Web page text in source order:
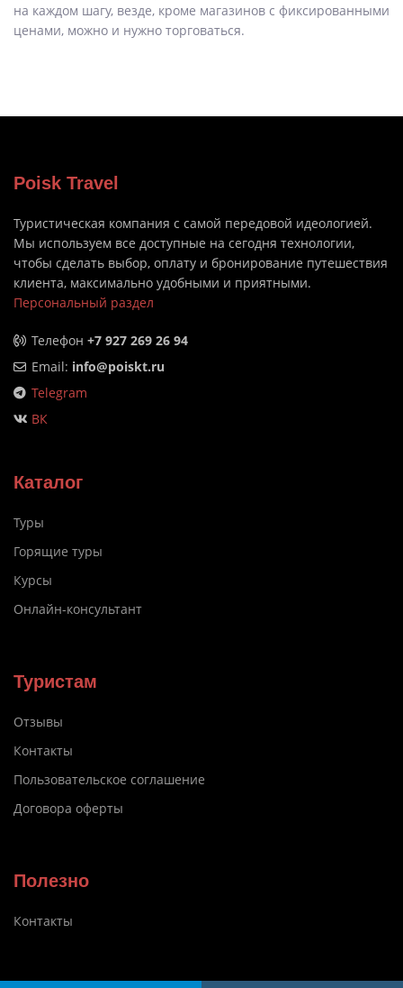
на каждом шагу, везде, кроме магазинов с фиксированными
ценами, можно и нужно торговаться.
Poisk Travel
Туристическая компания с самой передовой идеологией.
Мы используем все доступные на сегодня технологии,
чтобы сделать выбор, оплату и бронирование путешествия
клиента, максимально удобными и приятными.
Персональный раздел
Телефон +7 927 269 26 94
Email: info@poiskt.ru
Telegram
ВК
Каталог
Туры
Горящие туры
Курсы
Онлайн-консультант
Туристам
Отзывы
Контакты
Пользовательское соглашение
Договора оферты
Полезно
Контакты